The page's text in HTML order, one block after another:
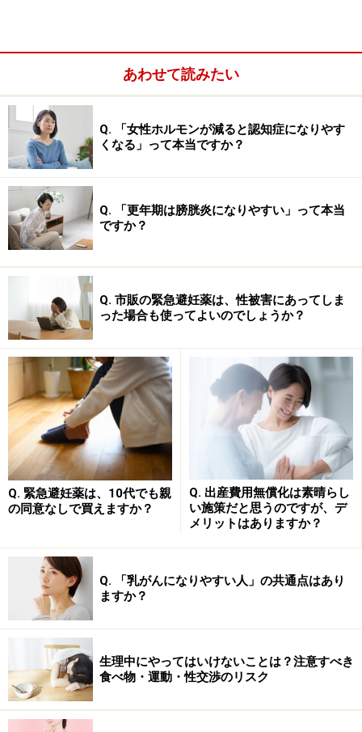
さらに皮膚は月経リズムの影響も受けています。当然と
いえば当然ですが皮膚の温度ひとつとってみても、低温
期（卵胞期）は低く、高温期（黄体期）は高くなりま
す。
ん。例えば「顔色」はメラニン色素やカロチンなどの色
をもつ成分と、皮膚のすぐ真下を流れる血流の影響を受
けます。月経中は体の血液量が減り血行も悪くなるた
め、顔色が悪くなってしまうことが考えられます。もと
もと顔の皮膚は非常に薄く、なんと一番薄いまぶたは
0.6mm弱。足の裏の皮膚が2mmもあることを考えると、
その薄さが分かると思います。変化が出やすい皮膚とし
て、顔は最も月経の影響を受けやすい場所ともいえるの
です。
乾燥するのは月経期、お化粧が崩れやすい
のは黄体期？
皮膚の表面には「皮脂膜」という膜があり、ちょうどラ
ップの役割で皮膚の水分を逃さないようにしています。
この膜は主に汗腺から分泌される水分と皮脂腺から分泌
される脂分が皮膚の表面でミックスされたもの。水分量
と脂分の比率がうまくいかないと、お肌の状態が思わし
くなくなると考えられます。
あわせて読みたい
Q. 「女性ホルモンが減ると認知症になりやす
くなる」って本当ですか？
Q. 「更年期は膀胱炎になりやすい」って本当
ですか？
Q. 市販の緊急避妊薬は、性被害にあってしま
った場合も使ってよいのでしょうか？
Q. 緊急避妊薬は、10代でも親
の同意なしで買えますか？
Q. 出産費用無償化は素晴らし
い施策だと思うのですが、デ
メリットはありますか？
Q. 「乳がんになりやすい人」の共通点はあり
ますか？
生理中にやってはいけないことは？注意すべき
食べ物・運動・性交渉のリスク